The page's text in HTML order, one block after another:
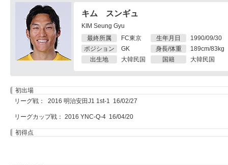
キム スンギュ
KIM Seung Gyu
最終所属
FC東京
ポジション
GK
出生地
大韓民国
生年月日
1990/09/30
身長/体重
189cm/83kg
国籍
大韓民国
初出場
リーグ戦： 2016 明治安田J1 1st-1 16/02/27
リーグカップ戦： 2016 YNC-Q-4 16/04/20
初得点